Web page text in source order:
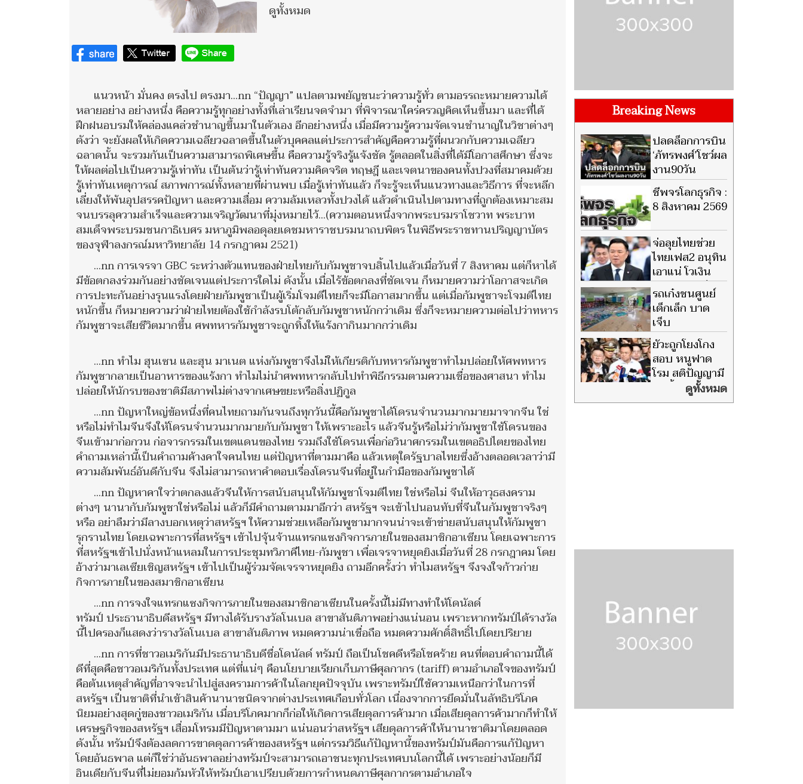
ดูทั้งหมด
แนวหน้า มั่นคง ตรงไป ตรงมา...nn “ปัญญา” แปลตามพยัญชนะว่าความรู้ทั่ว ตามอรรถะหมายความได้
หลายอย่าง อย่างหนึ่ง คือความรู้ทุกอย่างทั้งที่เล่าเรียนจดจำมา ที่พิจารณาใคร่ครวญคิดเห็นขึ้นมา และที่ได้
ฝึกฝนอบรมให้คล่องแคล่วชำนาญขึ้นมาในตัวเอง อีกอย่างหนึ่ง เมื่อมีความรู้ความจัดเจนชำนาญในวิชาต่างๆ
ดังว่า จะยังผลให้เกิดความเฉลียวฉลาดขึ้นในตัวบุคคลแต่ประการสำคัญคือความรู้ที่ผนวกกับความเฉลียว
ฉลาดนั้น จะรวมกันเป็นความสามารถพิเศษขึ้น คือความรู้จริงรู้แจ้งชัด รู้ตลอดในสิ่งที่ได้มีโอกาสศึกษา ซึ่งจะ
ให้ผลต่อไปเป็นความรู้เท่าทัน เป็นต้นว่ารู้เท่าทันความคิดจริต ทฤษฎี และเจตนาของคนทั้งปวงที่สมาคมด้วย
รู้เท่าทันเหตุการณ์ สภาพการณ์ทั้งหลายที่ผ่านพบ เมื่อรู้เท่าทันแล้ว ก็จะรู้จะเห็นแนวทางและวิธีการ ที่จะหลีก
เลี่ยงให้พ้นอุปสรรคปัญหา และความเสื่อม ความล้มเหลวทั้งปวงได้ แล้วดำเนินไปตามทางที่ถูกต้องเหมาะสม
จนบรรลุความสำเร็จและความเจริญวัฒนาที่มุ่งหมายไว้...(ความตอนหนึ่งจากพระบรมราโชวาท พระบาท
สมเด็จพระบรมชนกาธิเบศร มหาภูมิพลอดุลยเดชมหาราชบรมนาถบพิตร ในพิธีพระราชทานปริญญาบัตร
ของจุฬาลงกรณ์มหาวิทยาลัย 14 กรกฎาคม 2521)
...nn การเจรจา GBC ระหว่างตัวแทนของฝ่ายไทยกับกัมพูชาจบสิ้นไปแล้วเมื่อวันที่ 7 สิงหาคม แต่ก็หาได้
มีข้อตกลงร่วมกันอย่างชัดเจนแต่ประการใดไม่ ดังนั้น เมื่อไร้ข้อตกลงที่ชัดเจน ก็หมายความว่าโอกาสจะเกิด
การปะทะกันอย่างรุนแรงโดยฝ่ายกัมพูชาเป็นผู้เริ่มโจมตีไทยก็จะมีโอกาสมากขึ้น แต่เมื่อกัมพูชาจะโจมตีไทย
หนักขึ้น ก็หมายความว่าฝ่ายไทยต้องใช้กำลังรบโต้กลับกัมพูชาหนักกว่าเดิม ซึ่งก็จะหมายความต่อไปว่าทหาร
กัมพูชาจะเสียชีวิตมากขึ้น ศพทหารกัมพูชาจะถูกทิ้งให้แร้งกากินมากกว่าเดิม
...nn ทำไม ฮุนเซน และฮุน มาเนต แห่งกัมพูชาจึงไม่ให้เกียรติกับทหารกัมพูชาทำไมปล่อยให้ศพทหาร
กัมพูชากลายเป็นอาหารของแร้งกา ทำไมไม่นำศพทหารกลับไปทำพิธีกรรมตามความเชื่อของศาสนา ทำไม
ปล่อยให้นักรบของชาติมีสภาพไม่ต่างจากเศษขยะหรือสิ่งปฏิกูล
...nn ปัญหาใหญ่ข้อหนึ่งที่คนไทยถามกันจนถึงทุกวันนี้คือกัมพูชาได้โดรนจำนวนมากมายมาจากจีน ใช่
หรือไม่ทำไมจีนจึงให้โดรนจำนวนมากมายกับกัมพูชา ให้เพราะอะไร แล้วจีนรู้หรือไม่ว่ากัมพูชาใช้โดรนของ
จีนเข้ามาก่อกวน ก่อจารกรรมในเขตแดนของไทย รวมถึงใช้โดรนเพื่อก่อวินาศกรรมในเขตอธิปไตยของไทย
คำถามเหล่านี้เป็นคำถามค้างคาใจคนไทย แต่ปัญหาที่ตามมาคือ แล้วเหตุใดรัฐบาลไทยซึ่งอ้างตลอดเวลาว่ามี
ความสัมพันธ์อันดีกับจีน จึงไม่สามารถหาคำตอบเรื่องโดรนจีนที่อยู่ในกำมือของกัมพูชาได้
...nn ปัญหาคาใจว่าตกลงแล้วจีนให้การสนับสนุนให้กัมพูชาโจมตีไทย ใช่หรือไม่ จีนให้อาวุธสงคราม
ต่างๆ นานากับกัมพูชาใช่หรือไม่ แล้วก็มีคำถามตามมาอีกว่า สหรัฐฯ จะเข้าไปนอนทับที่จีนในกัมพูชาจริงๆ
หรือ อย่าลืมว่ามีลางบอกเหตุว่าสหรัฐฯ ให้ความช่วยเหลือกัมพูชามากจนน่าจะเข้าข่ายสนับสนุนให้กัมพูชา
รุกรานไทย โดยเฉพาะการที่สหรัฐฯ เข้าไปจุ้นจ้านแทรกแซงกิจการภายในของสมาชิกอาเซียน โดยเฉพาะการ
ที่สหรัฐฯเข้าไปนั่งหน้าแหลมในการประชุมทวิภาคีไทย-กัมพูชา เพื่อเจรจาหยุดยิงเมื่อวันที่ 28 กรกฎาคม โดย
อ้างว่ามาเลเซียเชิญสหรัฐฯ เข้าไปเป็นผู้ร่วมจัดเจรจาหยุดยิง ถามอีกครั้งว่า ทำไมสหรัฐฯ จึงจงใจก้าวก่าย
กิจการภายในของสมาชิกอาเซียน
...nn การจงใจแทรกแซงกิจการภายในของสมาชิกอาเซียนในครั้งนี้ไม่มีทางทำให้โดนัลด์
ทรัมป์ ประธานาธิบดีสหรัฐฯ มีทางได้รับรางวัลโนเบล สาขาสันติภาพอย่างแน่นอน เพราะหากทรัมป์ได้รางวัล
นี้ไปครองก็แสดงว่ารางวัลโนเบล สาขาสันติภาพ หมดความน่าเชื่อถือ หมดความศักดิ์สิทธิ์ไปโดยปริยาย
...nn การที่ชาวอเมริกันมีประธานาธิบดีชื่อโดนัลด์ ทรัมป์ ถือเป็นโชคดีหรือโชคร้าย คนที่ตอบคำถามนี้ได้
ดีที่สุดคือชาวอเมริกันทั้งประเทศ แต่ที่แน่ๆ คือนโยบายเรียกเก็บภาษีศุลกากร (tariff) ตามอำเภอใจของทรัมป์
คือต้นเหตุสำคัญที่อาจจะนำไปสู่สงครามการค้าในโลกยุคปัจจุบัน เพราะทรัมป์ใช้ความเหนือกว่าในการที่
สหรัฐฯ เป็นชาติที่นำเข้าสินค้านานาชนิดจากต่างประเทศเกือบทั่วโลก เนื่องจากการยึดมั่นในลัทธิบริโภค
นิยมอย่างสุดกู่ของชาวอเมริกัน เมื่อบริโภคมากก็ก่อให้เกิดการเสียดุลการค้ามาก เมื่อเสียดุลการค้ามากก็ทำให้
เศรษฐกิจของสหรัฐฯ เสื่อมโทรมมีปัญหาตามมา แน่นอนว่าสหรัฐฯ เสียดุลการค้าให้นานาชาติมาโดยตลอด
ดังนั้น ทรัมป์จึงต้องลดการขาดดุลการค้าของสหรัฐฯ แต่กรรมวิธีแก้ปัญหานี้ของทรัมป์มันคือการแก้ปัญหา
โดยอันธพาล แต่ก็ใช่ว่าอันธพาลอย่างทรัมป์จะสามารถเอาชนะทุกประเทศบนโลกนี้ได้ เพราะอย่างน้อยก็มี
อินเดียกับจีนที่ไม่ยอมก้มหัวให้ทรัมป์เอาเปรียบด้วยการกำหนดภาษีศุลกากรตามอำเภอใจ
Breaking News
ปลดล็อกการบิน
‘ภัทรพงศ์’โชว์ผล
งาน90วัน
ชีพจรโลกธุรกิจ :
8 สิงหาคม 2569
จ่อลุยไทยช่วย
ไทยเฟส2 อนุทิน
เอาแน่ โวเงิน
คงคลังยังแข็ง
แรง รัฐบาลชี้ดัชนีเชื่อมั่นฟื้น
รถเก๋งชนศูนย์
เด็กเล็ก บาด
เจ็บ
ระนาว14ราย
ยัวะถูกโยงโกง
สอบ หนูฟาด
โรม สติปัญญามี
แค่นี้ ดูทั้งหมด